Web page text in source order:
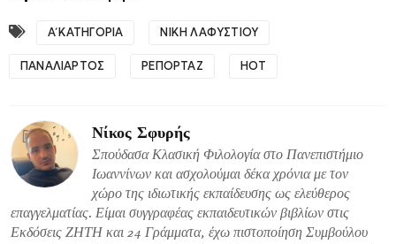
Α΄ ΚΑΤΗΓΟΡΙΑ ΝΙΚΗ ΛΑΦΥΣΤΙΟΥ
ΠΑΝΑΛΙΑΡΤΟΣ ΡΕΠΟΡΤΑΖ HOT
Νίκος Σφυρής
Σπούδασα Κλασική Φιλολογία στο Πανεπιστήμιο
Ιωαννίνων και ασχολούμαι δέκα χρόνια με τον
χώρο της ιδιωτικής εκπαίδευσης ως ελεύθερος
επαγγελματίας. Είμαι συγγραφέας εκπαιδευτικών βιβλίων στις
Εκδόσεις ΖΗΤΗ και 24 Γράμματα, έχω πιστοποίηση Συμβούλου